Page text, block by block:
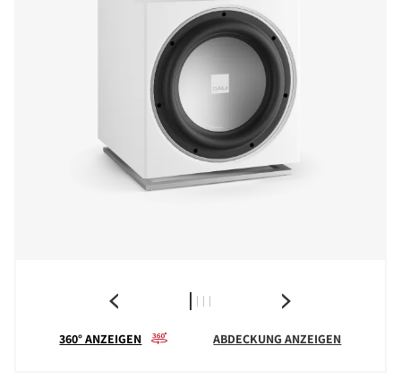
360° ANZEIGEN ABDECKUNG ANZEIGEN